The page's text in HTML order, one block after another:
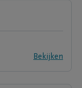
Bekijken